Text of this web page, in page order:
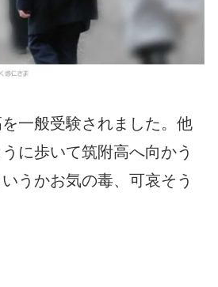
一般受験されました。他
に歩いて筑附高へ向かう
うかお気の毒、可哀そう